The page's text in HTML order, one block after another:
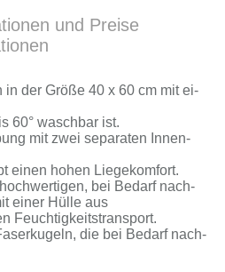
und Preise
in der Grö­ße 40 x 60 cm mit ei­
60° wasch­bar ist.
mit zwei se­pa­ra­ten In­nen­
ei­nen ho­hen Lie­ge­kom­fort.
bei Be­darf nach­
ei­ner Hül­le aus
Feuch­tig­keits­trans­port.
die bei Be­darf nach­